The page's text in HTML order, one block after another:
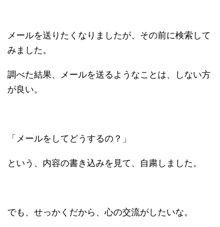
メールを送りたくなりましたが、その前に検索して
みました。
調べた結果、メールを送るようなことは、しない方
が良い。
「メールをしてどうするの？」
という、内容の書き込みを見て、自粛しました。
でも、せっかくだから、心の交流がしたいな。